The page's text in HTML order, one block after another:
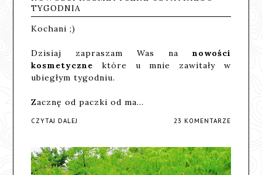
TYGODNIA
Kochani ;)
Dzisiaj zapraszam Was na nowości
kosmetycznektóre u mnie zawitały w
ubiegłym tygodniu.
Zacznę od paczki od ma…
CZYTAJ DALEJ 23 KOMENTARZE